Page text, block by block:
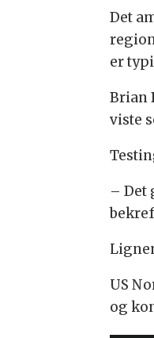
Det
er
Brian
viste
– Det
US
og